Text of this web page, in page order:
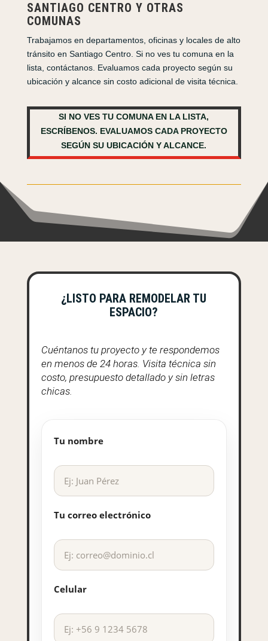
SANTIAGO CENTRO Y OTRAS
COMUNAS
Trabajamos en departamentos, oficinas y locales de alto
tránsito en Santiago Centro. Si no ves tu comuna en la
lista, contáctanos. Evaluamos cada proyecto según su
ubicación y alcance sin costo adicional de visita técnica.
SI NO VES TU COMUNA EN LA LISTA,
ESCRÍBENOS. EVALUAMOS CADA PROYECTO
SEGÚN SU UBICACIÓN Y ALCANCE.
¿LISTO PARA REMODELAR TU
ESPACIO?
Cuéntanos tu proyecto y te respondemos
en menos de 24 horas. Visita técnica sin
costo, presupuesto detallado y sin letras
chicas.
Tu nombre
Tu correo electrónico
Celular